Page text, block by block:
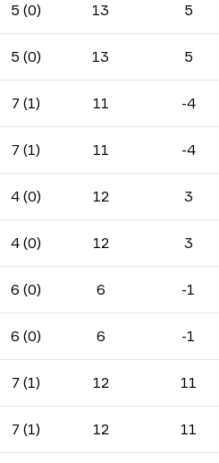
5 (0) 13 5
5 (0) 13 5
7 (1) 11 -4
7 (1) 11 -4
4 (0) 12 3
4 (0) 12 3
6 (0) 6 -1
6 (0) 6 -1
7 (1) 12 11
7 (1) 12 11